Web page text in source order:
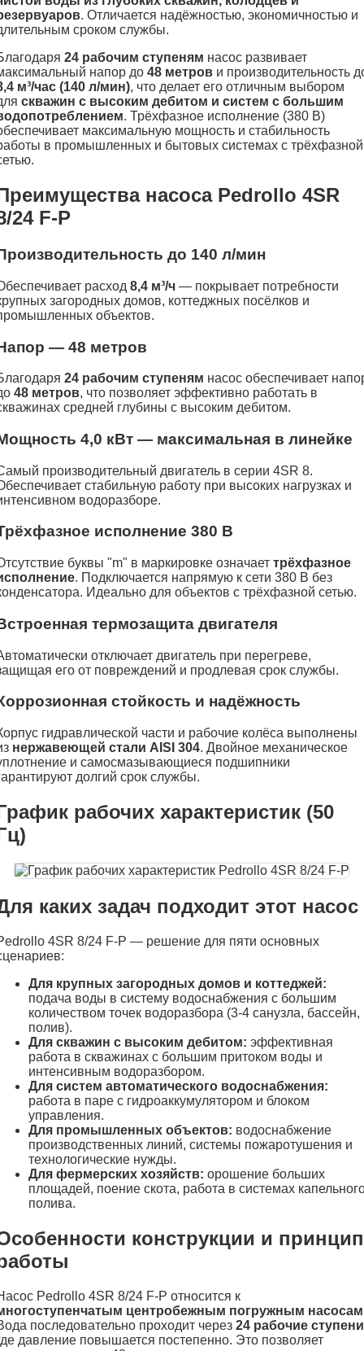
. Отличается надёжностью, экономичностью и
сроком службы.
24 рабочим ступеням насос развивает
напор до 48 метров и производительность
м³/час (140 л/мин), что делает его отличным выбором
скважин с высоким дебитом и систем с большим
. Трёхфазное исполнение (380 В)
максимальную мощность и стабильность
в промышленных и бытовых системах с трёхфазной
насоса Pedrollo 4SR
24 F-P
до 140 л/мин
расход 8,4 м³/ч — покрывает потребности
загородных домов, коттеджных посёлков и
объектов.
— 48 метров
24 рабочим ступеням насос обеспечивает
48 метров, что позволяет эффективно работать в
средней глубины с высоким дебитом.
4,0 кВт — максимальная в линейке
производительный двигатель в серии 4SR 8.
стабильную работу при высоких нагрузках и
водоразборе.
исполнение 380 В
буквы "m" в маркировке означает трёхфазное
. Подключается напрямую к сети 380 В без
Идеально для объектов с трёхфазной сетью.
термозащита двигателя
отключает двигатель при перегреве,
его от повреждений и продлевая срок службы.
стойкость и надёжность
гидравлической части и рабочие колёса выполнены
нержавеющей стали AISI 304. Двойное механическое
и самосмазывающиеся подшипники
долгий срок службы.
рабочих характеристик (50
каких задач подходит этот насос
4SR 8/24 F-P — решение для пяти основных
Для крупных загородных домов и коттеджей:
подача воды в систему водоснабжения с большим
количеством точек водоразбора (3-4 санузла, бассейн,
полив).
Для скважин с высоким дебитом: эффективная
работа в скважинах с большим притоком воды и
интенсивным водоразбором.
Для систем автоматического водоснабжения:
работа в паре с гидроаккумулятором и блоком
управления.
Для промышленных объектов: водоснабжение
производственных линий, системы пожаротушения и
технологические нужды.
Для фермерских хозяйств: орошение больших
площадей, поение скота, работа в системах
полива.
конструкции и принцип
Pedrollo 4SR 8/24 F-P относится к
центробежным погружным насосам
последовательно проходит через 24 рабочие ступени
давление повышается постепенно. Это позволяет